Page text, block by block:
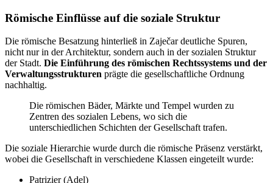
Römische Einflüsse auf die soziale Struktur
Die römische Besatzung hinterließ in Zaječar deutliche Spuren,
nicht nur in der Architektur, sondern auch in der sozialen Struktur
der Stadt. Die Einführung des römischen Rechtssystems und der
Verwaltungsstrukturen prägte die gesellschaftliche Ordnung
nachhaltig.
Die römischen Bäder, Märkte und Tempel wurden zu
Zentren des sozialen Lebens, wo sich die
unterschiedlichen Schichten der Gesellschaft trafen.
Die soziale Hierarchie wurde durch die römische Präsenz verstärkt,
wobei die Gesellschaft in verschiedene Klassen eingeteilt wurde:
Patrizier (Adel)